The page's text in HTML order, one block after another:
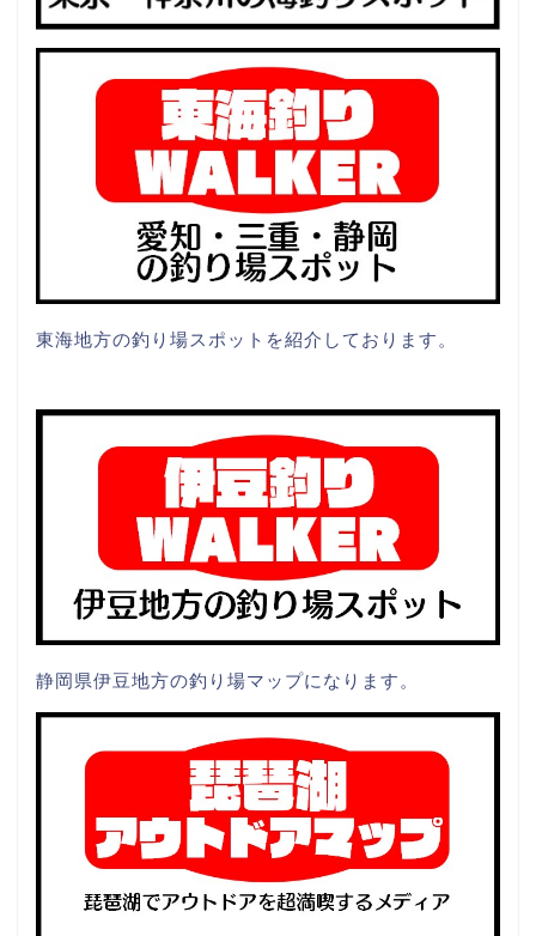
東海地方の釣り場スポットを紹介しております。
静岡県伊豆地方の釣り場マップになります。